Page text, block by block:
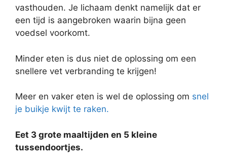
vasthouden. Je lichaam denkt namelijk dat er
een tijd is aangebroken waarin bijna geen
voedsel voorkomt.
Minder eten is dus niet de oplossing om een
snellere vet verbranding te krijgen!
Meer en vaker eten is wel de oplossing om snel
je buikje kwijt te raken.
Eet 3 grote maaltijden en 5 kleine
tussendoortjes.